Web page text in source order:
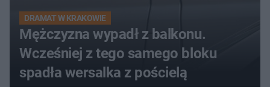
DRAMAT W KRAKOWIE
Mężczyzna wypadł z balkonu.
Wcześniej z tego samego bloku
spadła wersalka z pościelą